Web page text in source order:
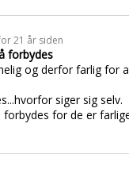
21 år siden
forbydes
og derfor farlig for
siger sig selv.
forbydes for de er